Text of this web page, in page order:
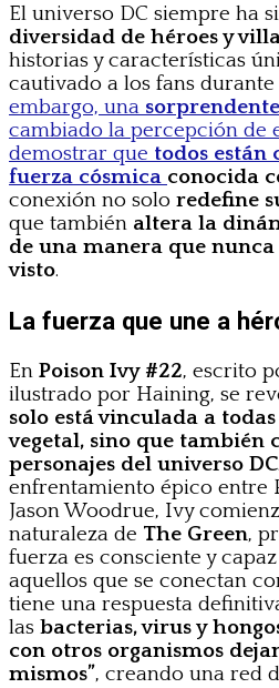
El universo DC siempre ha
diversidad de héroes y
historias y características
cautivado a los fans durante
embargo, una
cambiado la percepción de
demostrar que todos están
fuerza cósmica conocida
conexión no solo redefine
que también altera la
de una manera que
visto.
La fuerza que une a
En Poison Ivy #22, escrito
ilustrado por Haining, se
solo está vinculada a
vegetal, sino que también
personajes del universo DC
enfrentamiento épico entre
Jason Woodrue, Ivy
naturaleza de The Green,
fuerza es consciente y
aquellos que se conectan
tiene una respuesta
las bacterias, virus y
con otros organismos
mismos”, creando una red